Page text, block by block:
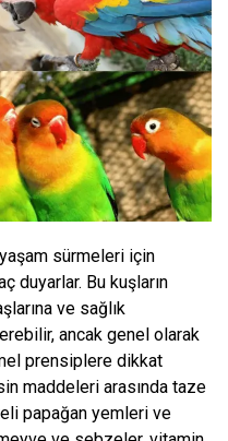
sürmeleri için
duyarlar. Bu kuşların
ve sağlık
ancak genel olarak
prensiplere dikkat
maddeleri arasında taze
papağan yemleri ve